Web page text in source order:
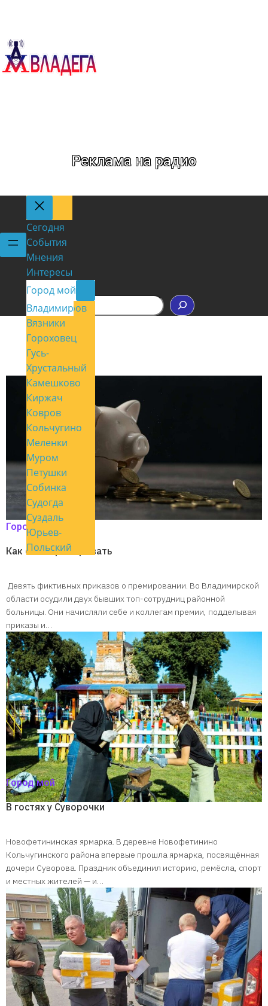
Реклама на радио
Сегодня
События
Мнения
Интересы
Город мой
Владимир
Александров
Вязники
Гороховец
Гусь-
Хрустальный
Камешково
Киржач
Ковров
Кольчугино
Меленки
Муром
Петушки
Собинка
Судогда
Суздаль
Юрьев-
Польский
Контакты
Город мой
Как себя премировать
Девять фиктивных приказов о премировании. Во Владимирской
области осудили двух бывших топ-сотрудниц районной
больницы. Они начисляли себе и коллегам премии, подделывая
приказы и…
Город мой
В гостях у Суворочки
Новофетининская ярмарка. В деревне Новофетинино
Кольчугинского района впервые прошла ярмарка, посвящённая
дочери Суворова. Праздник объединил историю, ремёсла, спорт
и местных жителей — и…